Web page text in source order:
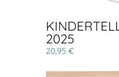
2025
20,95 €